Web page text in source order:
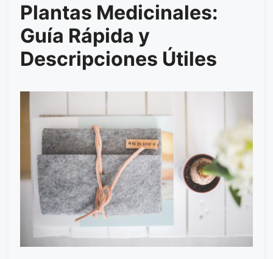
Plantas Medicinales:
Guía Rápida y
Descripciones Útiles